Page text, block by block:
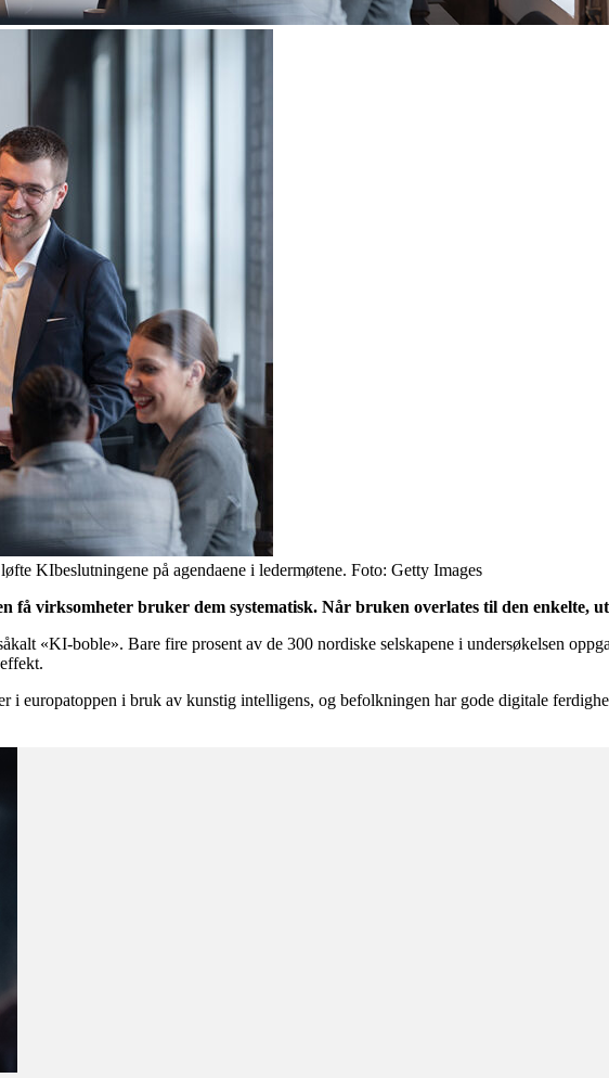
KIbeslutningene på agendaene i ledermøtene. Foto: Getty Images
få virksomheter bruker dem systematisk. Når bruken overlates til den enkelte,
«KI-boble». Bare fire prosent av de 300 nordiske selskapene i undersøkelsen
i europatoppen i bruk av kunstig intelligens, og befolkningen har gode digitale